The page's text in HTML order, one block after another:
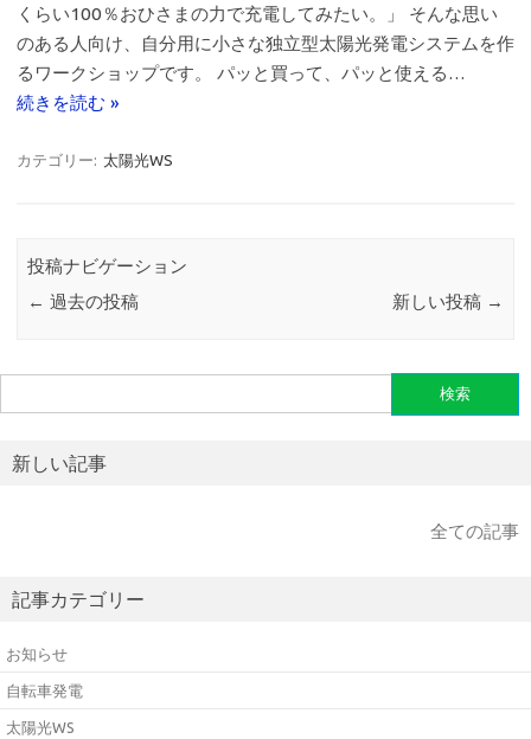
くらい100％おひさまの力で充電してみたい。」 そんな思い
のある人向け、自分用に小さな独立型太陽光発電システムを作
るワークショップです。 パッと買って、パッと使える…
続きを読む »
カテゴリー: 太陽光WS
投稿ナビゲーション
← 過去の投稿 新しい投稿 →
索:
新しい記事
全ての記事
記事カテゴリー
お知らせ
自転車発電
太陽光WS